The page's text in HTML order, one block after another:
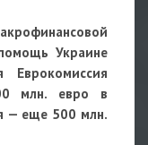
Украине
млн. евро в
— еще 500 млн.